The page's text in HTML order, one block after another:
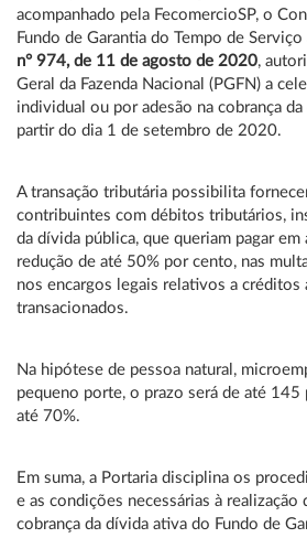
acompanhado pela FecomercioSP, o
Fundo de Garantia do Tempo de
n° 974, de 11 de agosto de 2020,
Geral da Fazenda Nacional (PGFN) a
individual ou por adesão na cobrança
partir do dia 1 de setembro de 2020.
A transação tributária possibilita
contribuintes com débitos tributários,
da dívida pública, que queriam pagar
redução de até 50% por cento, nas
nos encargos legais relativos a créditos
transacionados.
Na hipótese de pessoa natural,
pequeno porte, o prazo será de até 145
até 70%.
Em suma, a Portaria disciplina os
e as condições necessárias à realização
cobrança da dívida ativa do Fundo de